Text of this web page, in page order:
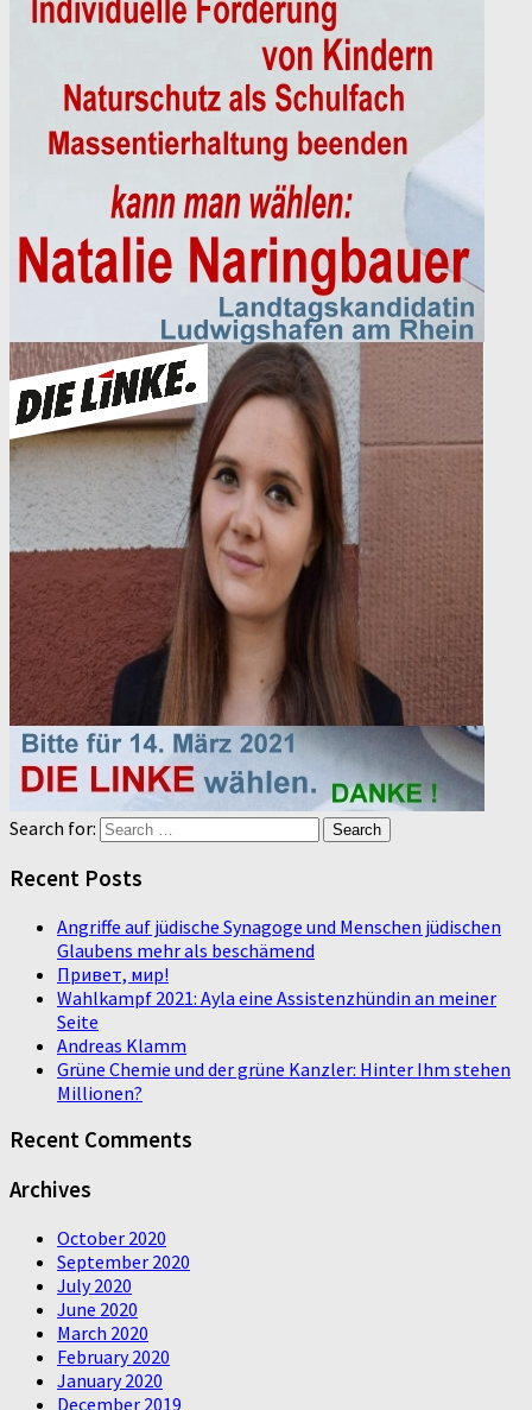
Search for:
Recent Posts
Angriffe auf jüdische Synagoge und Menschen jüdischen
Glaubens mehr als beschämend
Привет, мир!
Wahlkampf 2021: Ayla eine Assistenzhündin an meiner
Seite
Andreas Klamm
Grüne Chemie und der grüne Kanzler: Hinter Ihm stehen
Millionen?
Recent Comments
Archives
October 2020
September 2020
July 2020
June 2020
March 2020
February 2020
January 2020
December 2019